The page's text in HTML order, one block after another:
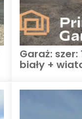
Garaż: szer:
biały +